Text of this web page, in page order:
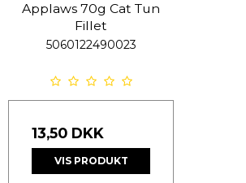
Applaws 70g Cat Tun
Fillet
5060122490023
13,50 DKK
VIS PRODUKT